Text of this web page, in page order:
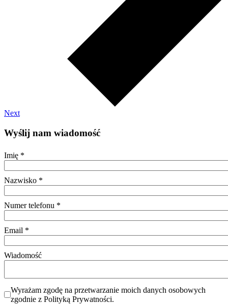
Next
Wyślij nam wiadomość
Imię *
Nazwisko *
Numer telefonu *
Email *
Wiadomość
Wyrażam zgodę na przetwarzanie moich danych osobowych
zgodnie z Polityką Prywatności.